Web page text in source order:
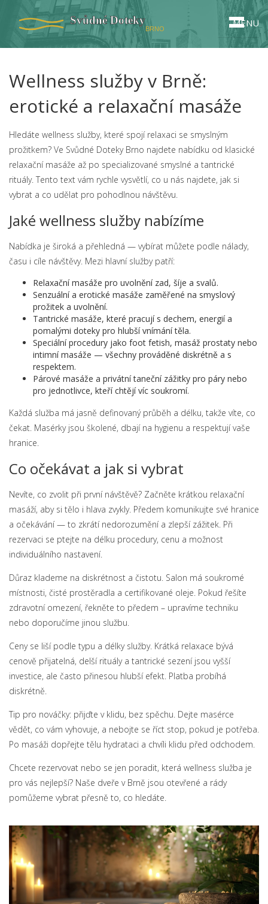
MENU
Wellness služby v Brně:
erotické a relaxační masáže
Hledáte wellness služby, které spojí relaxaci se smyslným
prožitkem? Ve Svůdné Doteky Brno najdete nabídku od klasické
relaxační masáže až po specializované smyslné a tantrické
rituály. Tento text vám rychle vysvětlí, co u nás najdete, jak si
vybrat a co udělat pro pohodlnou návštěvu.
Jaké wellness služby nabízíme
Nabídka je široká a přehledná — vybírat můžete podle nálady,
času i cíle návštěvy. Mezi hlavní služby patří:
Relaxační masáže pro uvolnění zad, šíje a svalů.
Senzuální a erotické masáže zaměřené na smyslový
prožitek a uvolnění.
Tantrické masáže, které pracují s dechem, energií a
pomalými doteky pro hlubší vnímání těla.
Speciální procedury jako foot fetish, masáž prostaty nebo
intimní masáže — všechny prováděné diskrétně a s
respektem.
Párové masáže a privátní taneční zážitky pro páry nebo
pro jednotlivce, kteří chtějí víc soukromí.
Každá služba má jasně definovaný průběh a délku, takže víte, co
čekat. Masérky jsou školené, dbají na hygienu a respektují vaše
hranice.
Co očekávat a jak si vybrat
Nevíte, co zvolit při první návštěvě? Začněte krátkou relaxační
masáží, aby si tělo i hlava zvykly. Předem komunikujte své hranice
a očekávání — to zkrátí nedorozumění a zlepší zážitek. Při
rezervaci se ptejte na délku procedury, cenu a možnost
individuálního nastavení.
Důraz klademe na diskrétnost a čistotu. Salon má soukromé
místnosti, čisté prostěradla a certifikované oleje. Pokud řešíte
zdravotní omezení, řekněte to předem – upravíme techniku
nebo doporučíme jinou službu.
Ceny se liší podle typu a délky služby. Krátká relaxace bývá
cenově přijatelná, delší rituály a tantrické sezení jsou vyšší
investice, ale často přinesou hlubší efekt. Platba probíhá
diskrétně.
Tip pro nováčky: přijďte v klidu, bez spěchu. Dejte masérce
vědět, co vám vyhovuje, a nebojte se říct stop, pokud je potřeba.
Po masáži dopřejte tělu hydrataci a chvíli klidu před odchodem.
Chcete rezervovat nebo se jen poradit, která wellness služba je
pro vás nejlepší? Naše dveře v Brně jsou otevřené a rády
pomůžeme vybrat přesně to, co hledáte.